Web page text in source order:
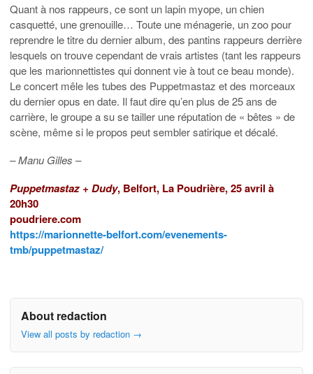
Quant à nos rappeurs, ce sont un lapin myope, un chien
casquetté, une grenouille… Toute une ménagerie, un zoo pour
reprendre le titre du dernier album, des pantins rappeurs derrière
lesquels on trouve cependant de vrais artistes (tant les rappeurs
que les marionnettistes qui donnent vie à tout ce beau monde).
Le concert mêle les tubes des Puppetmastaz et des morceaux
du dernier opus en date. Il faut dire qu’en plus de 25 ans de
carrière, le groupe a su se tailler une réputation de « bêtes » de
scène, même si le propos peut sembler satirique et décalé.
– Manu Gilles –
Puppetmastaz + Dudy, Belfort, La Poudrière, 25 avril à
20h30
poudriere.com
https://marionnette-belfort.com/evenements-
tmb/puppetmastaz/
About redaction
View all posts by redaction →